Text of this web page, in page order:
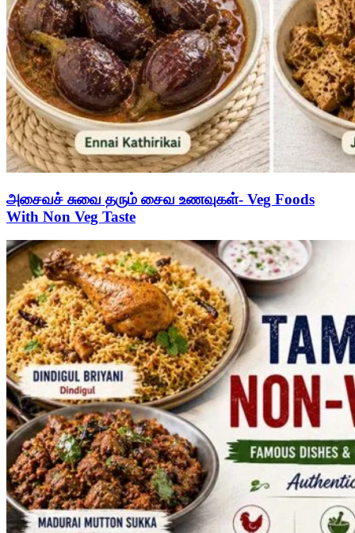
அசைவச் சுவை தரும் சைவ உணவுகள்- Veg Foods
With Non Veg Taste